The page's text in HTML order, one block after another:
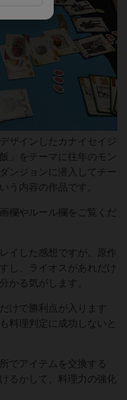
ザインしたカナイセイジ
」をテーマに往年のモン
ンジョンに潜入してチー
う内容の作品です。
欄やルール欄をご覧くだ
イした感想ですが、原作
し、ライオスがあれだけ
かる気がします。
けで勝利点が入ります
料理判定に成功しないと
でアイテムを交換する
るかして、料理力の強化